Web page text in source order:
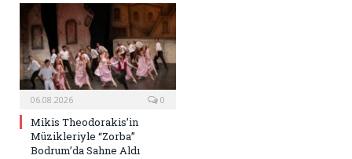
06.08.2026 0
Mikis Theodorakis’in
Müzikleriyle “Zorba”
Bodrum’da Sahne Aldı